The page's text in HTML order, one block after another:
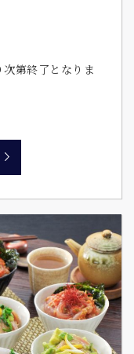
第終了となりま